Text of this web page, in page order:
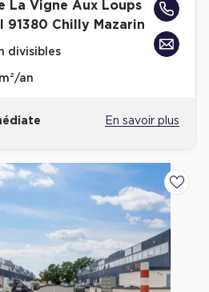
La Vigne Aux Loups
91380 Chilly Mazarin
divisibles
an
En savoir plus